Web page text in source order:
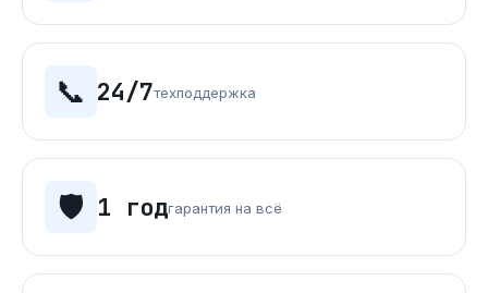
📞 24/7техподдержка
🛡️ 1 годгарантия на всё